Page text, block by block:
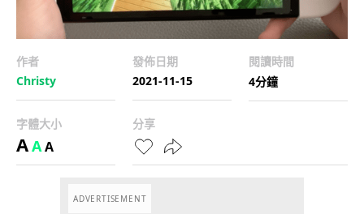
作者
Christy
發佈日期
2021-11-15
閱讀時間
4分鐘
字體大小
AAA
分享
ADVERTISEMENT